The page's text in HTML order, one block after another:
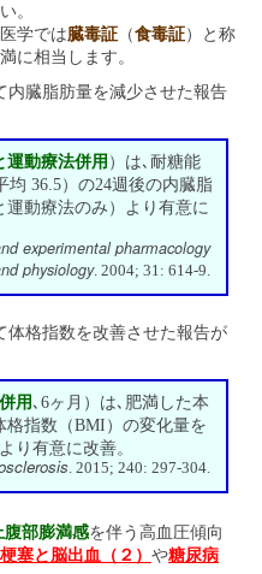
。
学では臓毒証 （食毒証）と称
に相当します。
臓脂肪量を減少させた報告
運動療法併用 ）は､耐糖能
36.5）の24週後の内臓脂
動療法のみ）より有意に
experimental pharmacology
physiology. 2004; 31: 614-9.
格指数を改善させた報告が
用 ､6ヶ月）は､肥満した本
格指数（BMI）の変化量を
り有意に改善。
. 2015; 240: 297-304.
腹部膨満感を伴う高血圧傾向
塞と脳出血（２） や糖尿病